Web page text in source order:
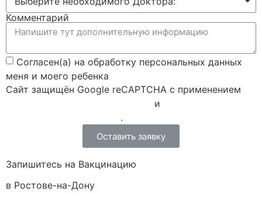
Комментарий
Согласен(а) на обработку персональных данных
меня и моего ребенка
Сайт защищён Google reCAPTCHA с применением
и
.
Оставить заявку
Запишитесь на Вакцинацию
в Ростове-на-Дону